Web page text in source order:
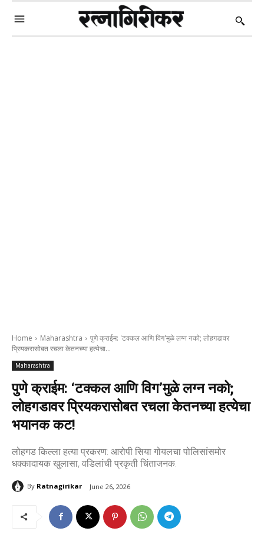
Home Maharashtra
पुणे क्राईम: 'टक्कल आणि विग'मुळे लग्न नको; लोहगडावर
प्रियकरासोबत रचला केतनच्या हत्येचा...
Maharashtra
पुणे क्राईम: ‘टक्कल आणि विग’मुळे लग्न नको;
लोहगडावर प्रियकरासोबत रचला केतनच्या हत्येचा
भयानक कट!
लोहगड किल्ला हत्या प्रकरण: आरोपी सिया गोयलचा पोलिसांसमोर
धक्कादायक खुलासा, वडिलांची प्रकृती चिंताजनक.
By Ratnagirikar June 26, 2026